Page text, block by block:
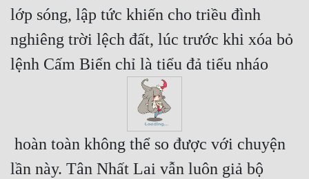
lớp sóng, lập tức khiến cho triều đình
nghiêng trời lệch đất, lúc trước khi xóa bỏ
lệnh Cấm Biển chỉ là tiểu đả tiểu nháo
hoàn toàn không thể so được với chuyện
lần này. Tân Nhất Lai vẫn luôn giả bộ